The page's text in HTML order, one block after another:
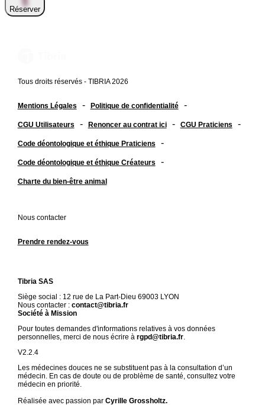
Réserver
Tous droits réservés - TIBRIA 2026
Mentions Légales - Politique de confidentialité -
CGU Utilisateurs - Renoncer au contrat ici - CGU Praticiens -
Code déontologique et éthique Praticiens -
Code déontologique et éthique Créateurs -
Charte du bien-être animal
Nous contacter
Prendre rendez-vous
Tibria SAS
Siège social : 12 rue de La Part-Dieu 69003 LYON
Nous contacter : contact@tibria.fr
Société à Mission
Pour toutes demandes d'informations relatives à vos données
personnelles, merci de nous écrire à rgpd@tibria.fr.
V2.2.4
Les médecines douces ne se substituent pas à la consultation d’un
médecin. En cas de doute ou de problème de santé, consultez votre
médecin en priorité.
Réalisée avec passion par Cyrille Grossholtz.